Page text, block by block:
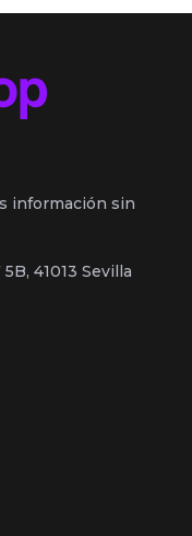
información sin
41013 Sevilla